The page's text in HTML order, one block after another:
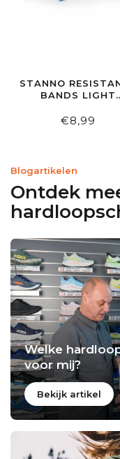
STANNO
BANDS LIGHT
€8,99
Blogartikelen
Ontdek
Welke
voor mij?
Bekijk artikel